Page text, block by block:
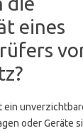
eines
ein
oder Geräte